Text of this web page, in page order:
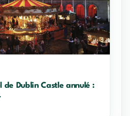
de Dublin Castle annulé :